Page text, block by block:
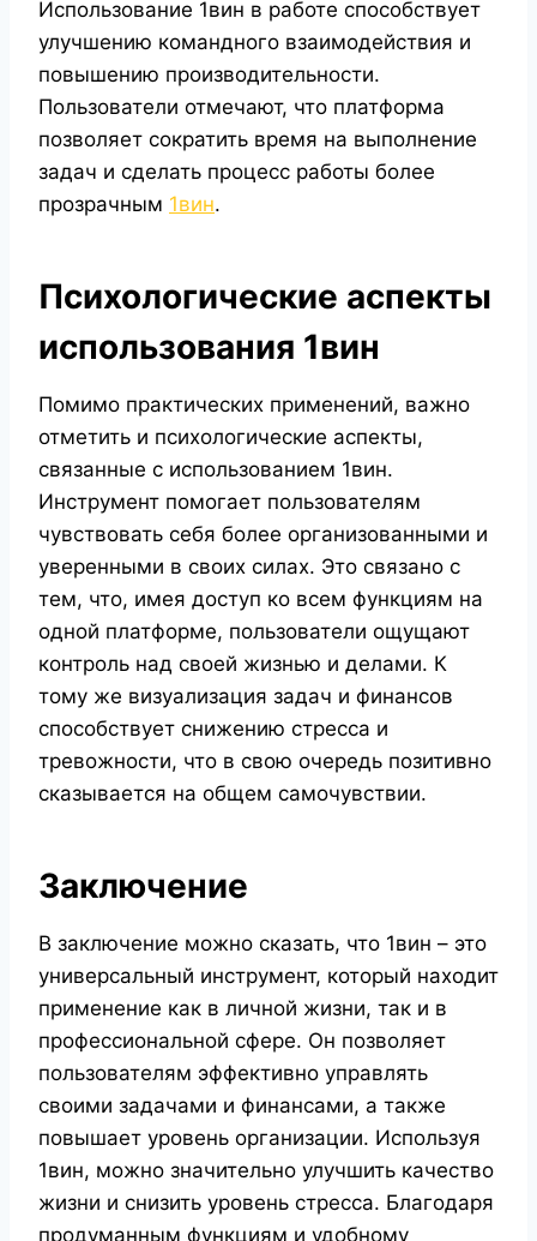
Использование 1вин в работе способствует
улучшению командного взаимодействия и
повышению производительности.
Пользователи отмечают, что платформа
позволяет сократить время на выполнение
задач и сделать процесс работы более
прозрачным 1вин.
Психологические аспекты
использования 1вин
Помимо практических применений, важно
отметить и психологические аспекты,
связанные с использованием 1вин.
Инструмент помогает пользователям
чувствовать себя более организованными и
уверенными в своих силах. Это связано с
тем, что, имея доступ ко всем функциям на
одной платформе, пользователи ощущают
контроль над своей жизнью и делами. К
тому же визуализация задач и финансов
способствует снижению стресса и
тревожности, что в свою очередь позитивно
сказывается на общем самочувствии.
Заключение
В заключение можно сказать, что 1вин – это
универсальный инструмент, который находит
применение как в личной жизни, так и в
профессиональной сфере. Он позволяет
пользователям эффективно управлять
своими задачами и финансами, а также
повышает уровень организации. Используя
1вин, можно значительно улучшить качество
жизни и снизить уровень стресса. Благодаря
продуманным функциям и удобному